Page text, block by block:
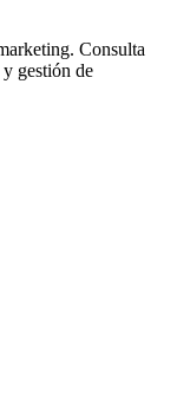
Consulta
y gestión de